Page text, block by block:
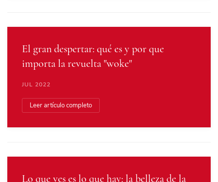
El gran despertar: qué es y por que
importa la revuelta "woke"
JUL 2022
Leer artículo completo
Lo que ves es lo que hay: la belleza de la